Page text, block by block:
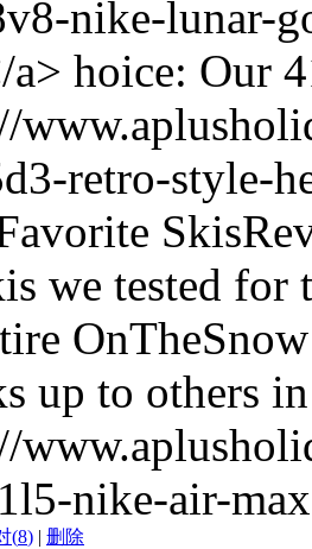
nike-lunar-
a> hoice: Our
retro-style-
we tested for
up to others
nike-air-
(8) | 删除